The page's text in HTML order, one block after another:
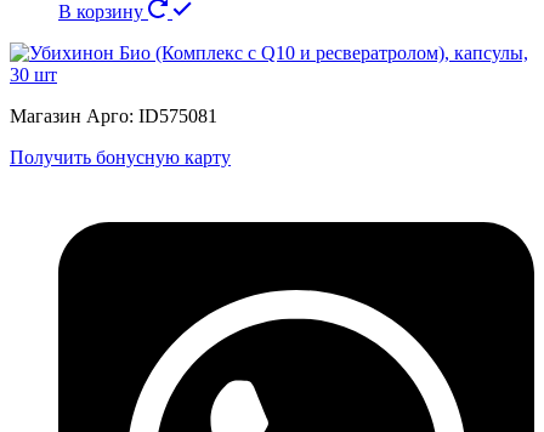
В корзину
Магазин Арго: ID575081
Получить бонусную карту